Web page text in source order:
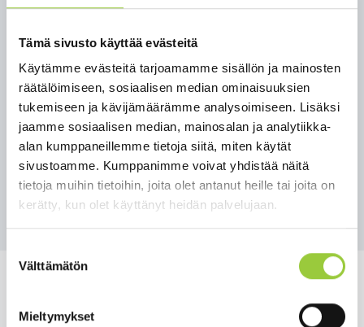
Tämä sivusto käyttää evästeitä
Käytämme evästeitä tarjoamamme sisällön ja mainosten
räätälöimiseen, sosiaalisen median ominaisuuksien
tukemiseen ja kävijämäärämme analysoimiseen. Lisäksi
jaamme sosiaalisen median, mainosalan ja analytiikka-
alan kumppaneillemme tietoja siitä, miten käytät
sivustoamme. Kumppanimme voivat yhdistää näitä
tietoja muihin tietoihin, joita olet antanut heille tai joita on
kerätty, kun olet käyttänyt heidän palvelujaan.
valinta
Välttämätön
Mieltymykset
vaatii. Hallitus päätti eilen 30.3. jatkaa rajoituksia, joilla
suojella riskiryhmiä. Hallitus antaa uudet
käyttöönottoasetukset eduskunnalle tänään.
Pasi Ahoniemi
p. 044 7500 001
Takaisin uutisiin